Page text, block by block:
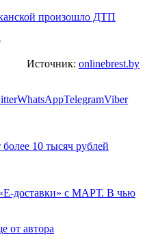
произошло ДТП
Источник: onlinebrest.by
WhatsAppTelegramViber
10 тысяч рублей
доставки» с МАРТ. В чью
от автора